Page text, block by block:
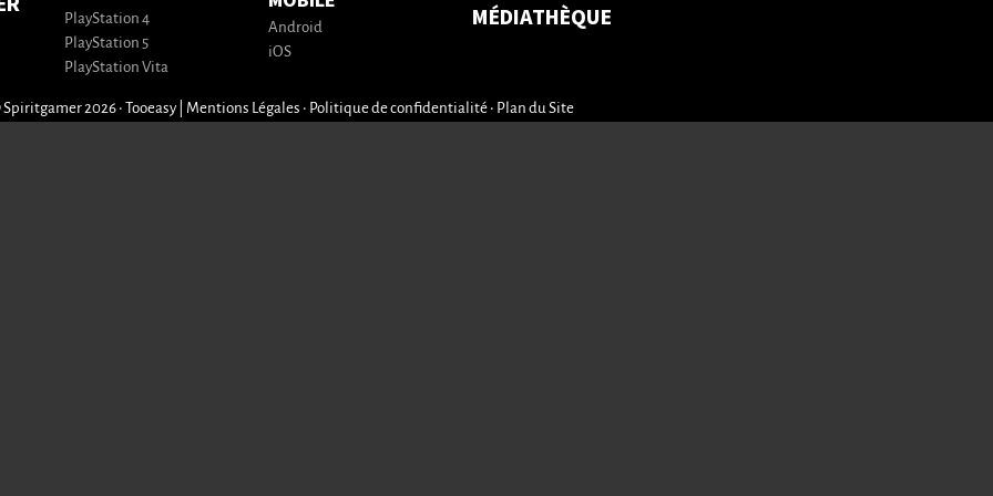
PlayStation 4
PlayStation 5
PlayStation Vita
Android
iOS
MÉDIATHÈQUE
2026 • Tooeasy Mentions Légales • Politique de confidentialité• Plan du Site